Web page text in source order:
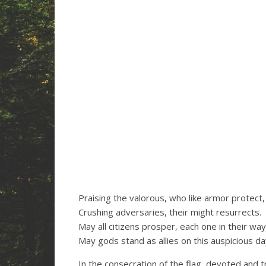
Praising the valorous, who like armor protect,
Crushing adversaries, their might resurrects.
May all citizens prosper, each one in their
May gods stand as allies on this auspicious
In the consecration of the flag, devoted and